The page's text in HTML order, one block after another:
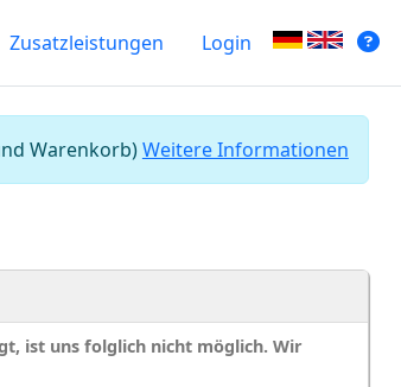
Zusatzleistungen Login
Warenkorb)Weitere Informationen
ist uns folglich nicht möglich. Wir